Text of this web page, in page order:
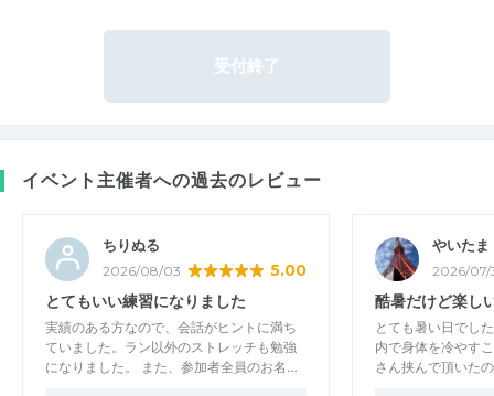
受付終了
イベント主催者への過去のレビュー
ちりぬる
2026/08/03 5.00
とてもいい練習になりました
実績のある方なので、会話がヒントに満ち
ていました。ラン以外のストレッチも勉強
になりました。 また、参加者全員のお名…
やいたま
2026/07/
酷暑だけど楽し
とても暑い日でし
内で身体を冷やす
さん挟んで頂いた